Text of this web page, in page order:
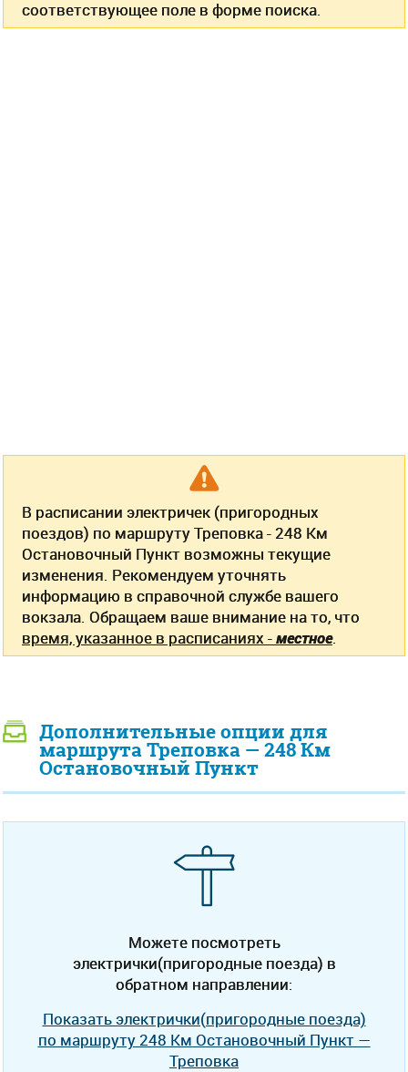
соответствующее поле в форме поиска.
В расписании электричек (пригородных
поездов) по маршруту Треповка - 248 Км
Остановочный Пункт возможны текущие
изменения. Рекомендуем уточнять
информацию в справочной службе вашего
вокзала. Обращаем ваше внимание на то, что
время, указанное в расписаниях -местное.
Дополнительные опции для
маршрута Треповка — 248 Км
Остановочный Пункт
Можете посмотреть
электрички(пригородные поезда) в
обратном направлении:
Показать электрички(пригородные поезда)
по маршруту 248 Км Остановочный Пункт —
Треповка